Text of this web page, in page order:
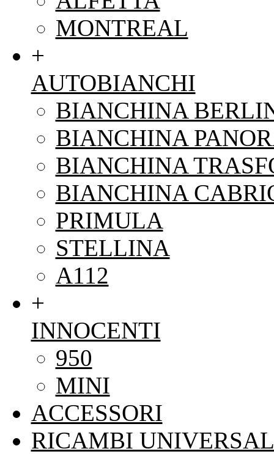
MONTREAL
+
AUTOBIANCHI
BIANCHINA
BIANCHINA
BIANCHINA
BIANCHINA
PRIMULA
STELLINA
A112
+
INNOCENTI
950
MINI
ACCESSORI
RICAMBI